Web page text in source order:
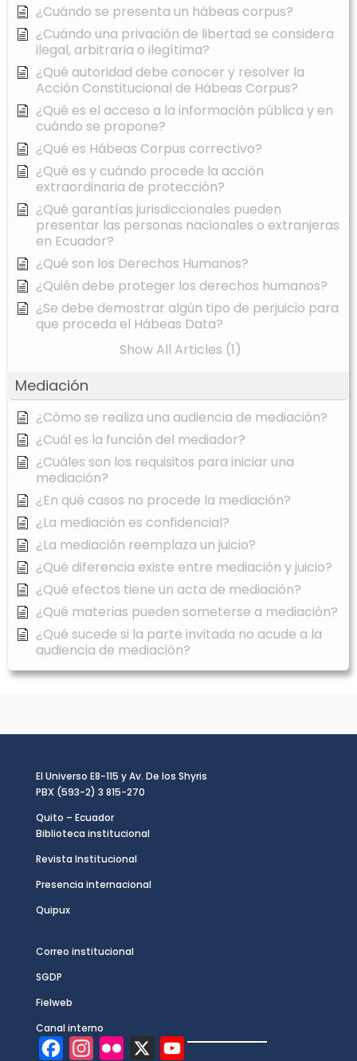
¿Cuándo se presenta un hábeas corpus?
¿Cuándo una privación de libertad se considera
ilegal, arbitraria o ilegítima?
¿Qué autoridad debe conocer y resolver la
Acción Constitucional de Hábeas Corpus?
¿Qué es el acceso a la información pública y en
cuándo se propone?
¿Qué es Hábeas Corpus correctivo?
¿Qué es y cuándo procede la acción
extraordinaria de protección?
¿Qué garantías jurisdiccionales pueden
presentar las personas nacionales o extranjeras
en Ecuador?
¿Qué son los Derechos Humanos?
¿Quién debe proteger los derechos humanos?
¿Se debe demostrar algún tipo de perjuicio para
que proceda el Hábeas Data?
Show All Articles (1)
Mediación
¿Cómo se realiza una audiencia de mediación?
¿Cuál es la función del mediador?
¿Cuáles son los requisitos para iniciar una
mediación?
¿En qué casos no procede la mediación?
¿La mediación es confidencial?
¿La mediación reemplaza un juicio?
¿Qué diferencia existe entre mediación y juicio?
¿Qué efectos tiene un acta de mediación?
¿Qué materias pueden someterse a mediación?
¿Qué sucede si la parte invitada no acude a la
audiencia de mediación?
El Universo E8-115 y Av. De los Shyris
PBX (593-2) 3 815-270
Quito – Ecuador
Biblioteca institucional
Revista Institucional
Presencia internacional
Quipux
Correo institucional
SGDP
Fielweb
Canal interno
Y